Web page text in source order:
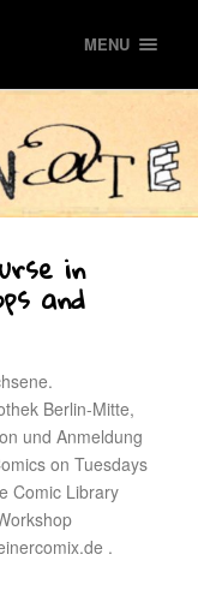
MENU
in
and
Berlin-Mitte,
und Anmeldung
on Tuesdays
Comic Library
.